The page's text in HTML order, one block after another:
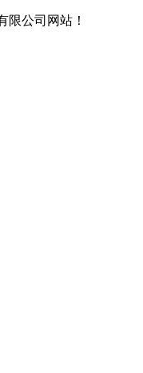
限公司网站！